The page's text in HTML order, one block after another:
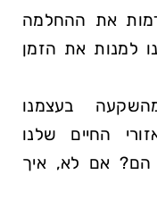
את ההחלמה
למנות את הזמן
בעצמנו
החיים שלנו
הם? אם לא, איך